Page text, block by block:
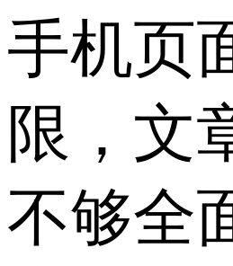
手机页
限，文
不够全